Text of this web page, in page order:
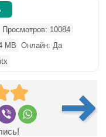
Просмотров: 10084
MB
Онлайн: Да